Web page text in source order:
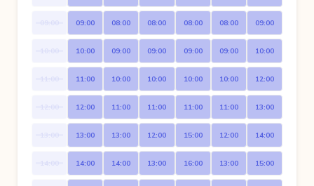
09:00
10:00
11:00
12:00
13:00
14:00
08:00
09:00
10:00
11:00
13:00
14:00
08:00
09:00
10:00
11:00
12:00
13:00
08:00
09:00
10:00
11:00
15:00
16:00
08:00
09:00
10:00
11:00
12:00
13:00
09:00
10:00
12:00
13:00
14:00
15:00